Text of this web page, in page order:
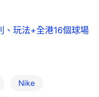
、玩法+全港16個球場
Nike